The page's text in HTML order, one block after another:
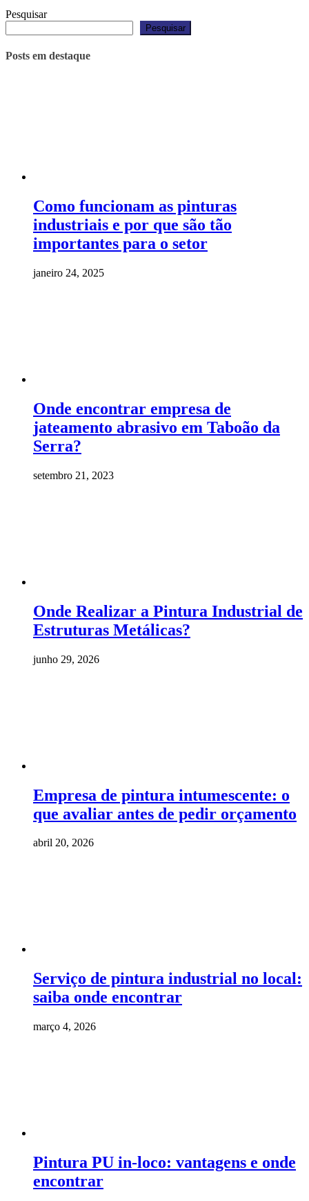
Pesquisar
Pesquisar
Posts em destaque
Como funcionam as pinturas
industriais e por que são tão
importantes para o setor
janeiro 24, 2025
Onde encontrar empresa de
jateamento abrasivo em Taboão da
Serra?
setembro 21, 2023
Onde Realizar a Pintura Industrial de
Estruturas Metálicas?
junho 29, 2026
Empresa de pintura intumescente: o
que avaliar antes de pedir orçamento
abril 20, 2026
Serviço de pintura industrial no local:
saiba onde encontrar
março 4, 2026
Pintura PU in-loco: vantagens e onde
encontrar